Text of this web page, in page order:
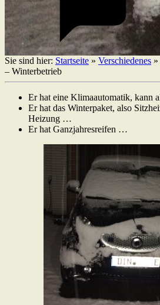
Sie sind hier: Startseite » Verschiedenes »
– Winterbetrieb
Er hat eine Klimaautomatik, kann
Er hat das Winterpaket, also
Heizung …
Er hat Ganzjahresreifen …